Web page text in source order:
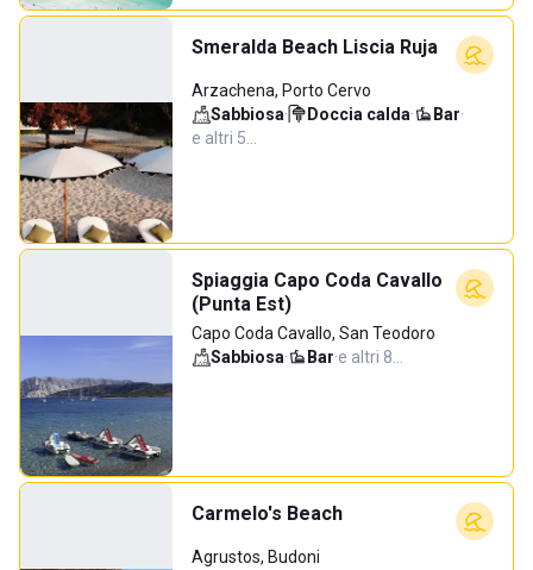
Smeralda Beach Liscia Ruja
Arzachena, Porto Cervo
Sabbiosa· Doccia calda· Bar·
e altri 5…
Spiaggia Capo Coda Cavallo
(Punta Est)
Capo Coda Cavallo, San Teodoro
Sabbiosa· Bar·e altri 8…
Carmelo's Beach
Agrustos, Budoni